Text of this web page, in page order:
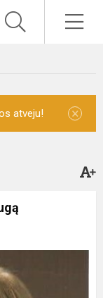
atveju! ×